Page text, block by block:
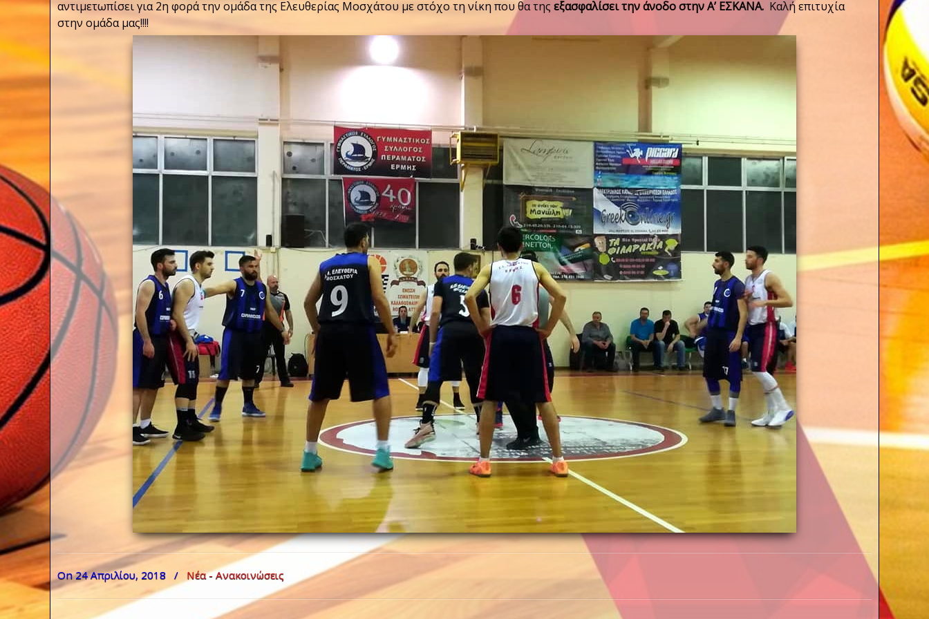
αντιμετωπίσει για 2η φορά την ομάδα της Ελευθερίας Μοσχάτου με στόχο τη νίκη που θα της εξασφαλίσει την άνοδο στην Α’ ΕΣΚΑΝΑ. Καλή επιτυχία
στην ομάδα μας!!!!
On 24 Απριλίου, 2018 / Νέα - Ανακοινώσεις